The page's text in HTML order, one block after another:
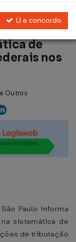
Voltar
de
de
nos
Outros
Paulo informa
sistemática de
de tributação
Li e concordo